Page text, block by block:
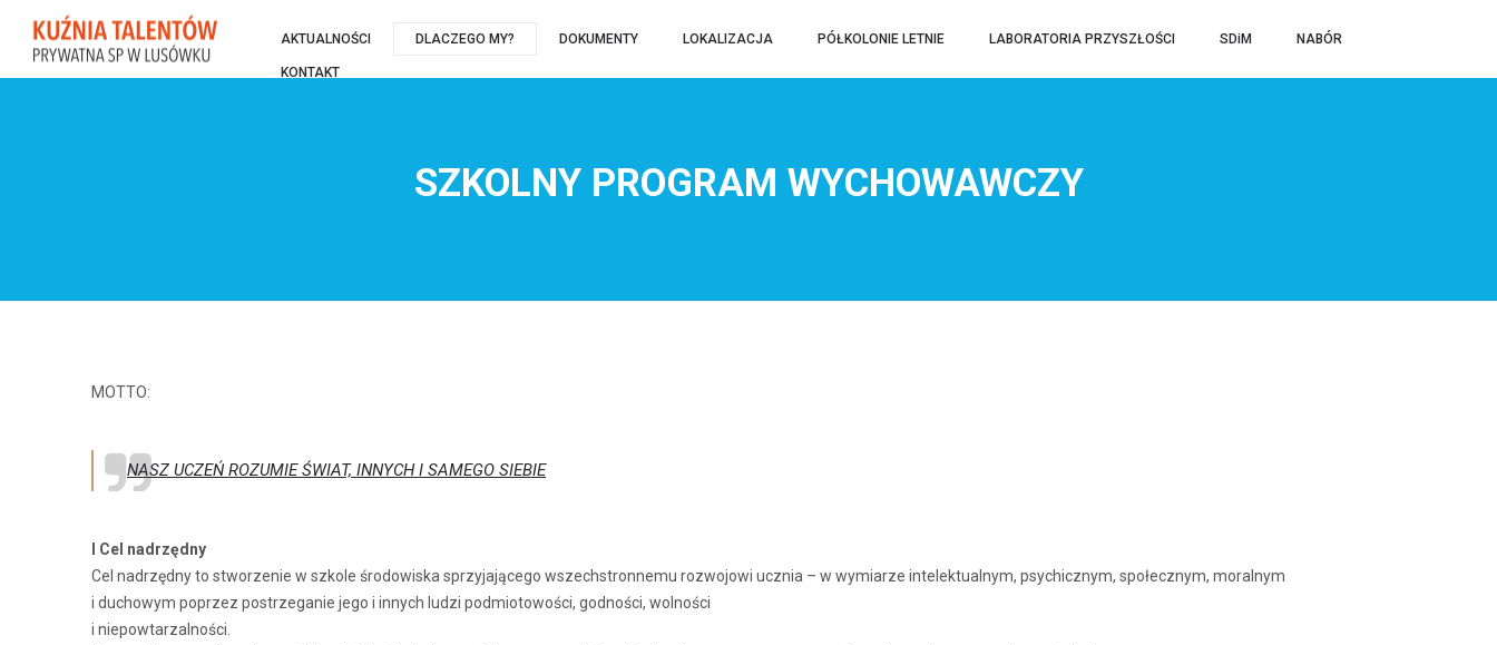
AKTUALNOŚCI DLACZEGO MY? DOKUMENTY LOKALIZACJA PÓŁKOLONIE LETNIE LABORATORIA PRZYSZŁOŚCI SDiM NABÓR
KONTAKT
SZKOLNY PROGRAM WYCHOWAWCZY
MOTTO:
NASZ UCZEŃ ROZUMIE ŚWIAT, INNYCH I SAMEGO SIEBIE
I Cel nadrzędny
Cel nadrzędny to stworzenie w szkole środowiska sprzyjającego wszechstronnemu rozwojowi ucznia – w wymiarze intelektualnym, psychicznym, społecznym, moralnym
i duchowym poprzez postrzeganie jego i innych ludzi podmiotowości, godności, wolności
i niepowtarzalności.